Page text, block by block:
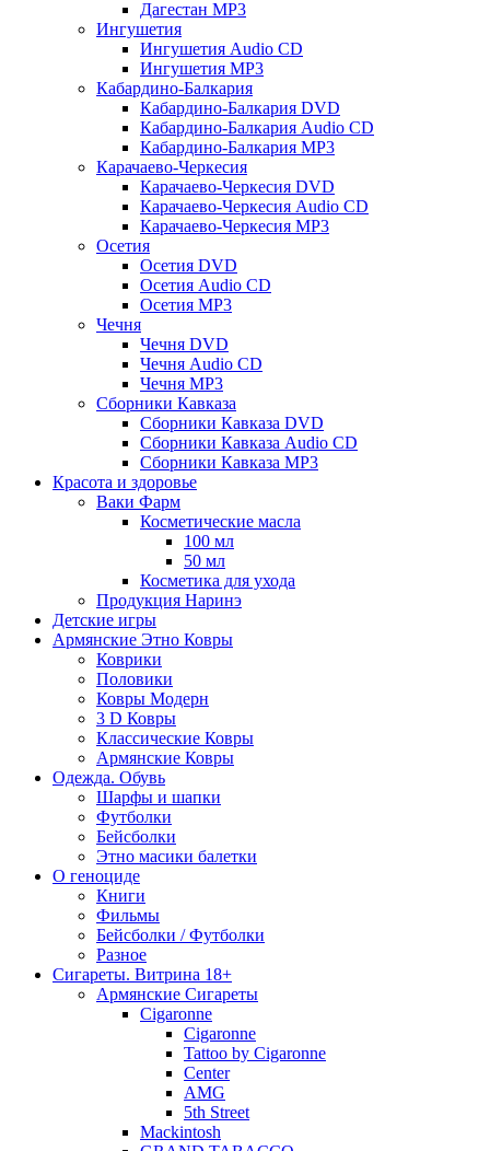
Дагестан MP3
Ингушетия
Ингушетия Audio CD
Ингушетия MP3
Кабардино-Балкария
Кабардино-Балкария DVD
Кабардино-Балкария Audio CD
Кабардино-Балкария MP3
Карачаево-Черкесия
Карачаево-Черкесия DVD
Карачаево-Черкесия Audio CD
Карачаево-Черкесия MP3
Осетия
Осетия DVD
Осетия Audio CD
Осетия MP3
Чечня
Чечня DVD
Чечня Audio CD
Чечня MP3
Сборники Кавказа
Сборники Кавказа DVD
Сборники Кавказа Audio CD
Сборники Кавказа MP3
Красота и здоровье
Ваки Фарм
Косметические масла
100 мл
50 мл
Косметика для ухода
Продукция Наринэ
Детские игры
Армянские Этно Ковры
Коврики
Половики
Ковры Модерн
3 D Ковры
Классические Ковры
Армянские Ковры
Одежда. Обувь
Шарфы и шапки
Футболки
Бейсболки
Этно масики балетки
О геноциде
Книги
Фильмы
Бейсболки / Футболки
Разное
Сигареты. Витрина 18+
Армянские Сигареты
Cigaronne
Cigaronne
Tattoo by Cigaronne
Center
AMG
5th Street
Mackintosh